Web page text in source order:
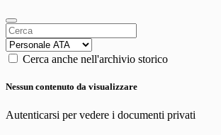
Cerca anche nell'archivio storico
Nessun contenuto da visualizzare
Autenticarsi per vedere i documenti privati